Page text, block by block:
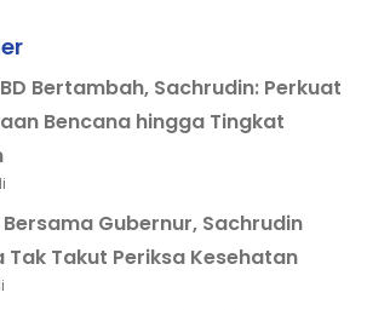
Bertambah, Sachrudin: Perkuat
Bencana hingga Tingkat
Bersama Gubernur, Sachrudin
Tak Takut Periksa Kesehatan